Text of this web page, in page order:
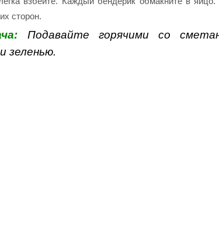
сторон.
Подавайте горячими со
зеленью.